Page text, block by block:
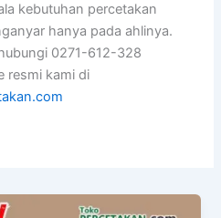
kebutuhan percetakan
hanya pada ahlinya.
0271-612-328
resmi kami di